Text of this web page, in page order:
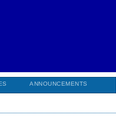
ANNOUNCEMENTS